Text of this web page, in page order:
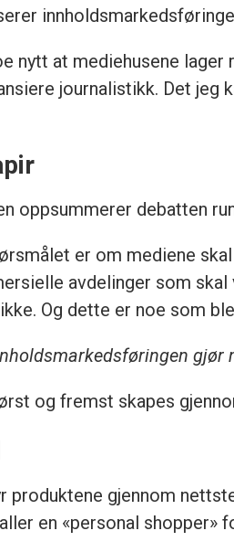
nytt at mediehusene
journalistikk. Det
oppsummerer debatten
er om mediene
avdelinger som
Og dette er noe som
gjør
og fremst skapes
produktene gjennom
en «personal shopper»